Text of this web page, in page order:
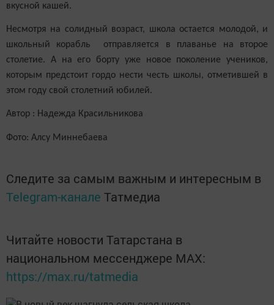
вкусной кашей.
Несмотря на солидный возраст, школа остается молодой, и
школьный корабль отправляется в плаванье на второе
столетие. А на его борту уже новое поколение учеников,
которым предстоит гордо нести честь школы, отметившей в
этом году свой столетний юбилей.
Автор : Надежда Красильникова
Фото: Алсу Миннебаева
Следите за самым важным и интересным в
Telegram-канале Татмедиа
Читайте новости Татарстана в
национальном мессенджере MАХ:
https://max.ru/tatmedia